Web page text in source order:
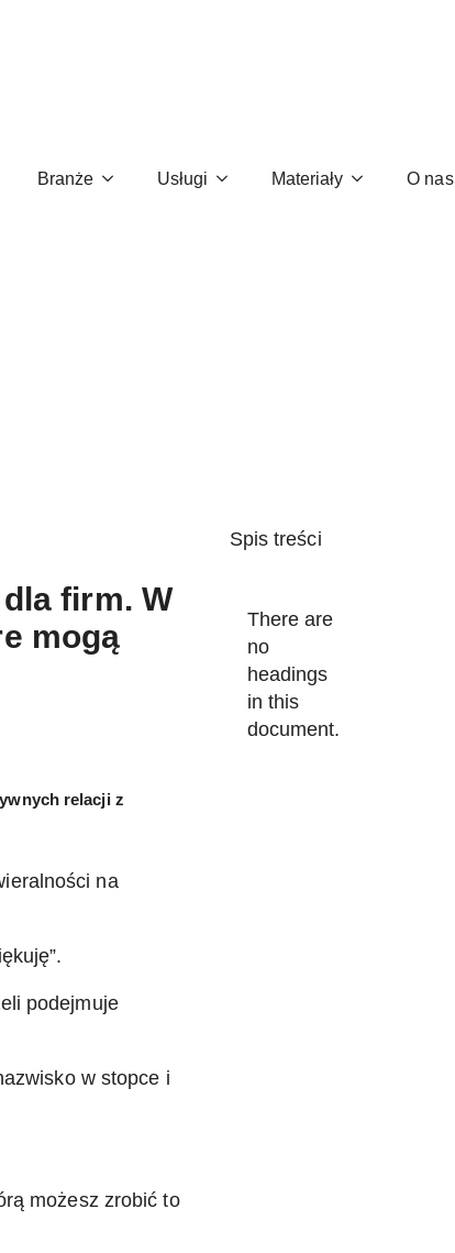
Branże Usługi Materiały O nas
i utrzymają uwagę
firm. W
mogą
relacji z
na
podejmuje
w stopce i
możesz zrobić to
Spis treści
There are
no
headings
in this
document.